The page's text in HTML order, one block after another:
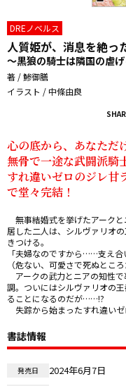
DREノベルス
人質姫が、消息を絶っ
～黒狼の騎士は隣国の虐
著 / 鯵御膳
イラスト / 中條由良
心の底から、あなただ
無骨で一途な武闘派
すれ違いゼロのジレ甘
で堂々完結！
無事結婚式を挙げたアーク
居した二人は、シルヴァリオ
きつける。
「夫婦なのですから……支え
（危ない、可愛さで死ぬとこ
アークの武力とニアの知性
調。ついにはシルヴァリオの
ることになるのだが……!?
失踪から始まったすれ違いゼ
書誌情報
発売日 2024年6月7日